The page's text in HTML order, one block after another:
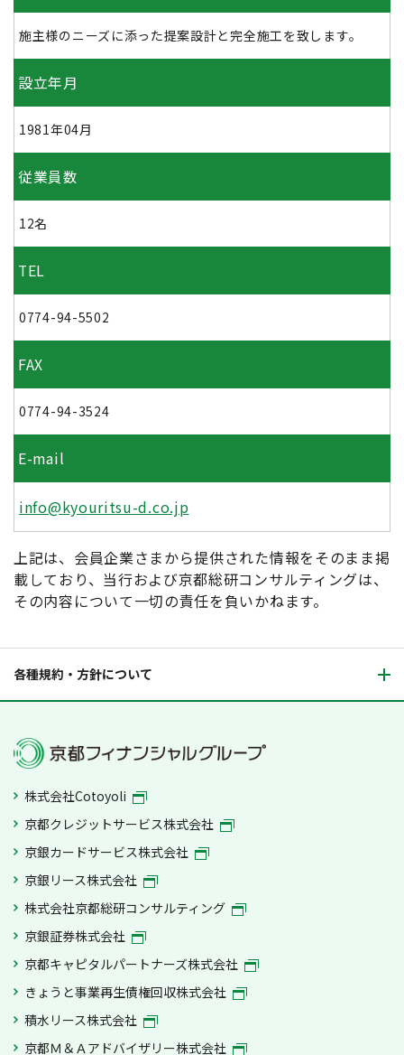
施主様のニーズに添った提案設計と完全施工を致します。
設立年月
1981年04月
従業員数
12名
TEL
0774-94-5502
FAX
0774-94-3524
E-mail
info@kyouritsu-d.co.jp
上記は、会員企業さまから提供された情報をそのまま掲
載しており、当行および京都総研コンサルティングは、
その内容について一切の責任を負いかねます。
各種規約・方針について
株式会社Cotoyoli
京都クレジットサービス株式会社
京銀カードサービス株式会社
京銀リース株式会社
株式会社京都総研コンサルティング
京銀証券株式会社
京都キャピタルパートナーズ株式会社
きょうと事業再生債権回収株式会社
積水リース株式会社
京都Ｍ＆Ａアドバイザリー株式会社